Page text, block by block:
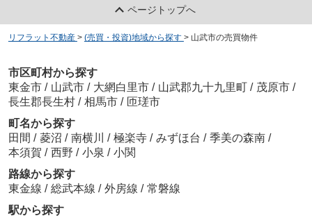
ページトップへ
リフラット不動産 > (売買・投資)地域から探す > 山武市の売買物件
市区町村から探す
東金市 / 山武市 / 大網白里市 / 山武郡九十九里町 / 茂原市 /
長生郡長生村 / 相馬市 / 匝瑳市
町名から探す
田間 / 菱沼 / 南横川 / 極楽寺 / みずほ台 / 季美の森南 /
本須賀 / 西野 / 小泉 / 小関
路線から探す
東金線 / 総武本線 / 外房線 / 常磐線
駅から探す